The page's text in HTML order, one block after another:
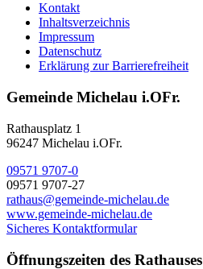
Kontakt
Inhaltsverzeichnis
Impressum
Datenschutz
Erklärung zur Barrierefreiheit
Gemeinde Michelau i.OFr.
Rathausplatz 1
96247 Michelau i.OFr.
09571 9707-0
09571 9707-27
rathaus@gemeinde-michelau.de
www.gemeinde-michelau.de
Sicheres Kontaktformular
Öffnungszeiten des Rathauses